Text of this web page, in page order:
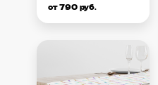
от 790 руб.